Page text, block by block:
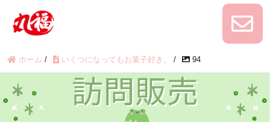
ホーム / いくつになってもお菓子好き。 / 94